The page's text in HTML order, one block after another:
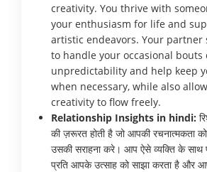
creativity. You thrive with
your enthusiasm for life and
artistic endeavors. Your partner
to handle your occasional bouts
unpredictability and help keep
when necessary, while also
creativity to flow freely.
Relationship Insights in hindi:
की ज़रूरत होती है जो आपकी रचनात्मकता
उसकी सराहना करे। आप ऐसे व्यक्ति के
प्रति आपके उत्साह को साझा करता है और